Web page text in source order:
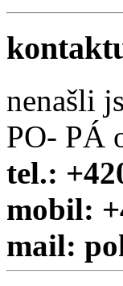
nenašli
PO- PÁ
tel.:
mobil:
mail: